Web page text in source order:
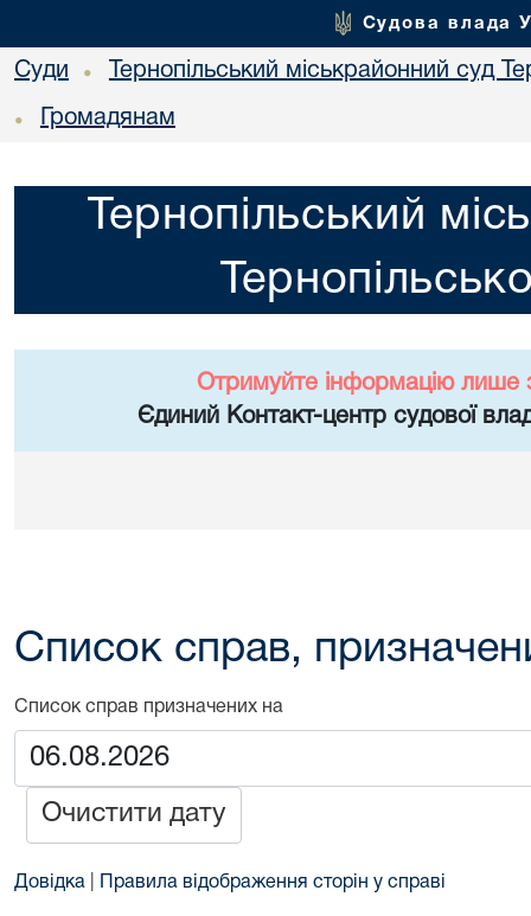
Судова влада
Суди • Тернопільський міськрайонний суд
• Громадянам
Тернопільський
Отримуйте інформацію лише
Єдиний Контакт-центр судової
Список справ,
Список справ призначених на
Очистити дату
Довідка Правила відображення сторін у справі